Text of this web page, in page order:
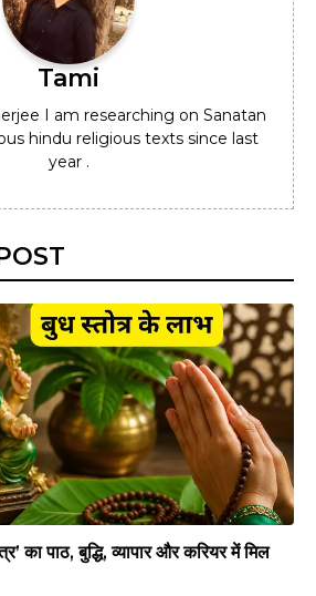
Tami
I am researching on Sanatan
hindu religious texts since last
year .
का पाठ, बुद्धि, व्यापार और करियर में मिल